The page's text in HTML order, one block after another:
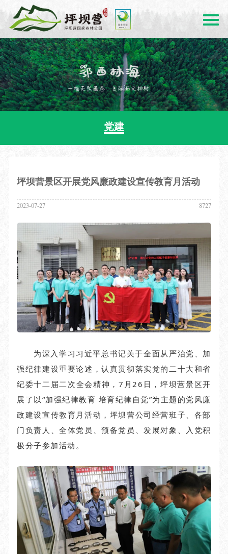
党建
坪坝营景区开展党风廉政建设宣传教育月活动
8727
2023-07-27
为深入学习习近平总书记关于全面从严治党、加
强纪律建设重要论述，认真贯彻落实党的二十大和省
纪委十二届二次全会精神，7月26日，坪坝营景区开
展了以“加强纪律教育 培育纪律自觉”为主题的党风廉
政建设宣传教育月活动，坪坝营公司经营班子
各部
门负责人
、全体党员、预备党员、发展对象、入党积
极分子参加活动。